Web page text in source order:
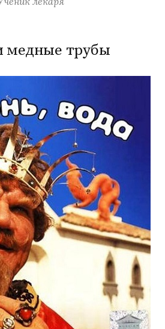
медные трубы